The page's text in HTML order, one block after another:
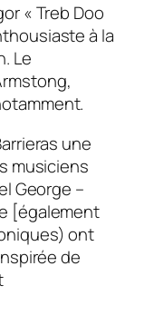
« Treb Doo
à la
Le
une
musiciens
George –
[également
ont
de